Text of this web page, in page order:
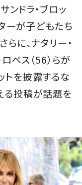
ンドラ・ブロッ
ーが子どもたち
に、ナタリー・
ペス（56）らが
トを披露するな
る投稿が話題を